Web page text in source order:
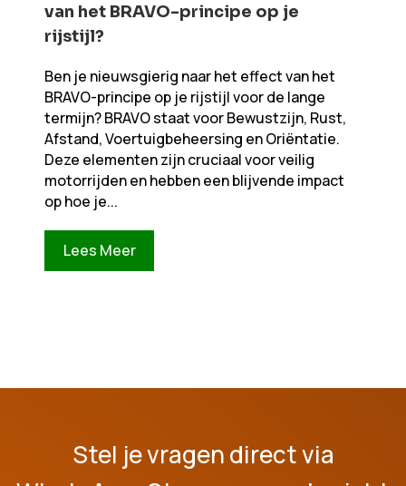
van het BRAVO-principe op je
rijstijl?
Ben je nieuwsgierig naar het effect van het
BRAVO-principe op je rijstijl voor de lange
termijn? BRAVO staat voor Bewustzijn, Rust,
Afstand, Voertuigbeheersing en Oriëntatie.
Deze elementen zijn cruciaal voor veilig
motorrijden en hebben een blijvende impact
op hoe je...
Lees Meer
Stel je vragen direct via